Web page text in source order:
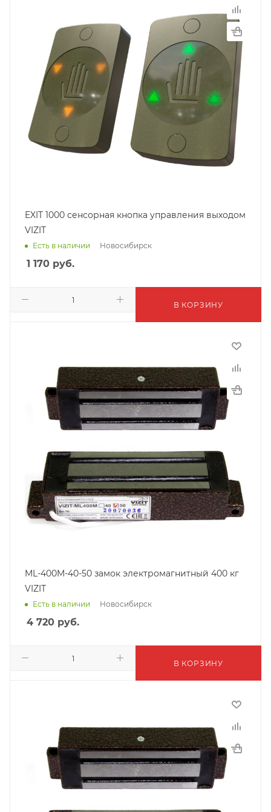
EXIT 1000 сенсорная кнопка управления выходом
VIZIT
Есть в наличии Новосибирск
1 170 руб.
В КОРЗИНУ
ML-400M-40-50 замок электромагнитный 400 кг
VIZIT
Есть в наличии Новосибирск
4 720 руб.
В КОРЗИНУ